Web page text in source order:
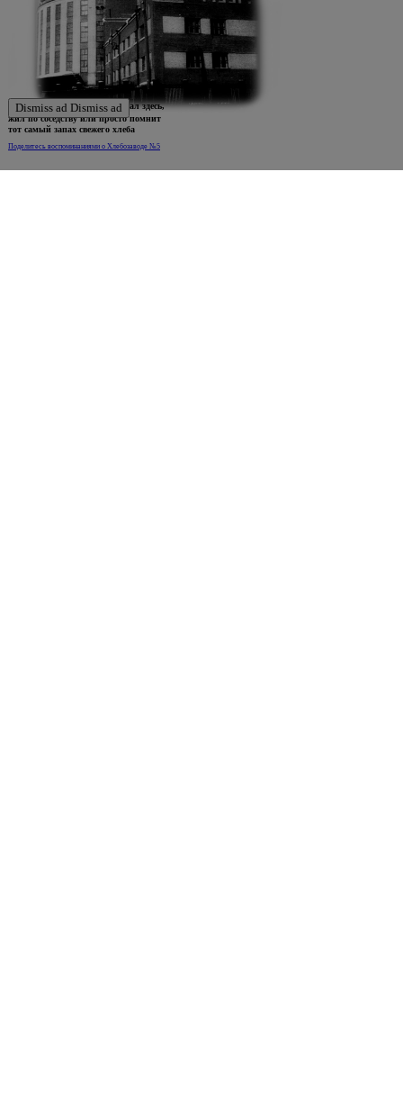
Поделитесь воспоминаниями о Хлебозаводе №5
Ждем истории тех, кто работал здесь,
жил по соседству или просто помнит
тот самый запах свежего хлеба
Dismiss ad Dismiss ad